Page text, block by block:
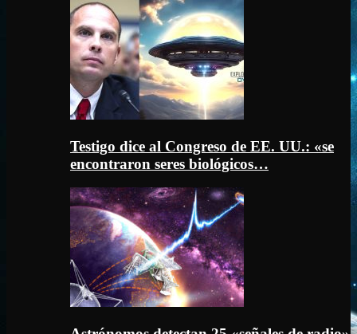
Testigo dice al Congreso de EE. UU.: «se
encontraron seres biológicos…